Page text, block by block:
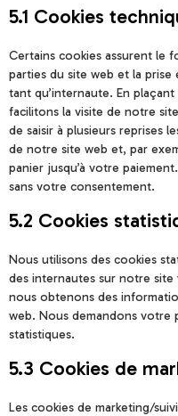
5.1 Cookies
Certains cookies assurent le
parties du site web et la
tant qu’internaute. En
facilitons la visite de notre
de saisir à plusieurs reprises
de notre site web et, par
panier jusqu’à votre
sans votre consentement.
5.2 Cookies
Nous utilisons des cookies
des internautes sur notre site
nous obtenons des
web. Nous demandons votre
statistiques.
5.3 Cookies de
Les cookies de marketing/